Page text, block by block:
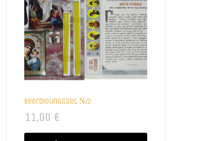
Beerdigungsset №2
11,00 €